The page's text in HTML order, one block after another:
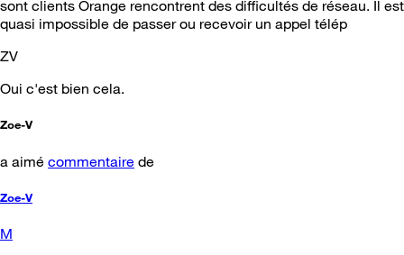
sont clients Orange rencontrent des difficultés de réseau. Il est
quasi impossible de passer ou recevoir un appel télép
ZV
Oui c'est bien cela.
Zoe-V
a aimé commentaire de
Zoe-V
M